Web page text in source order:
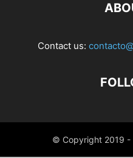
Contact us:
© Copyright 2019 -